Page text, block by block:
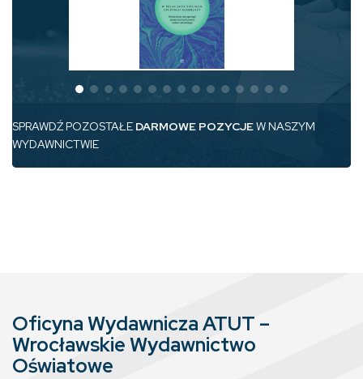
SPRAWDŹ POZOSTAŁE DARMOWE POZYCJEW NASZYM
WYDAWNICTWIE
Oficyna Wydawnicza ATUT –
Wrocławskie Wydawnictwo
Oświatowe